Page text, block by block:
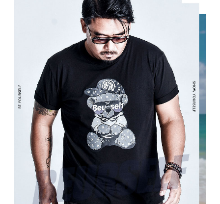
易，需依本服務之必要範圍內提供個人資料，並將交易相關給付款項請求債
權轉讓予恩沛科技股份有限公司。
２．關於個人資料處理事宜，請瀏覽以下網址：
https://aftee.tw/terms/#terms3
３．未成年的使用者請事先徵得法定代理人或監護人之同意方可使用
「AFTEE先享後付」，若未經同意申辦者引起之損失，本公司不負相關責
４．使用「AFTEE先享後付」時，將依據個別帳號之用戶狀況，依本公司即
時審查核予不同之上限額度；若仍有額度不足之情形，本公司將視審查結果
請求用戶進行身份認證。
５．嚴禁一人註冊多個帳號或使用他人資訊註冊。若發現惡意使用之情形，
恩沛科技股份有限公司將有權停止該用戶之使用額度並採取法律行動。